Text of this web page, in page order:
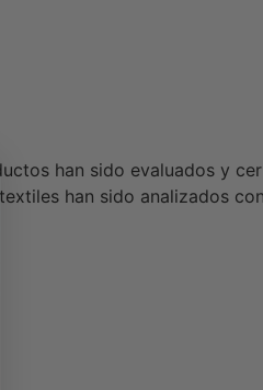
han sido evaluados y
han sido analizados